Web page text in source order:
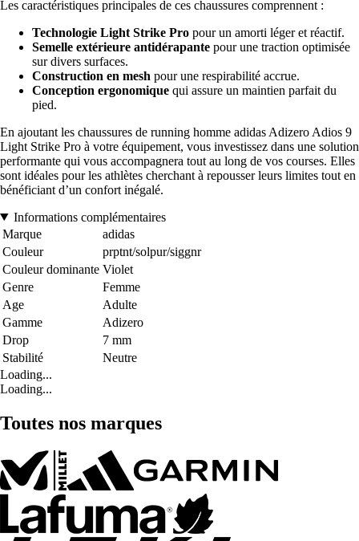
Les caractéristiques principales de ces chaussures comprennent :
Technologie Light Strike Pro pour un amorti léger et réactif.
Semelle extérieure antidérapante pour une traction optimisée
sur divers surfaces.
Construction en mesh pour une respirabilité accrue.
Conception ergonomique qui assure un maintien parfait du
pied.
En ajoutant les chaussures de running homme adidas Adizero Adios 9
Light Strike Pro à votre équipement, vous investissez dans une solution
performante qui vous accompagnera tout au long de vos courses. Elles
sont idéales pour les athlètes cherchant à repousser leurs limites tout en
bénéficiant d’un confort inégalé.
Informations complémentaires
Marque
adidas
Couleur
prptnt/solpur/siggnr
Couleur dominante Violet
Genre
Femme
Age
Adulte
Gamme
Adizero
Drop
7 mm
Stabilité
Neutre
Loading...
Loading...
Toutes nos marques